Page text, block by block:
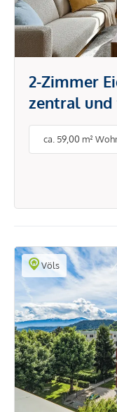
2-Zimmer
zentral
ca. 59,00 m²
Völs